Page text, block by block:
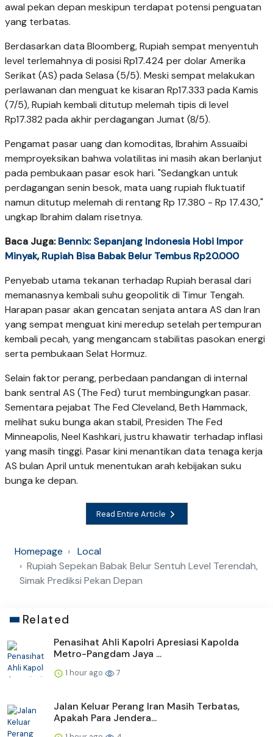
awal pekan depan meskipun terdapat potensi penguatan
yang terbatas.
Berdasarkan data Bloomberg, Rupiah sempat menyentuh
level terlemahnya di posisi Rp17.424 per dolar Amerika
Serikat (AS) pada Selasa (5/5). Meski sempat melakukan
perlawanan dan menguat ke kisaran Rp17.333 pada Kamis
(7/5), Rupiah kembali ditutup melemah tipis di level
Rp17.382 pada akhir perdagangan Jumat (8/5).
Pengamat pasar uang dan komoditas, Ibrahim Assuaibi
memproyeksikan bahwa volatilitas ini masih akan berlanjut
pada pembukaan pasar esok hari. "Sedangkan untuk
perdagangan senin besok, mata uang rupiah fluktuatif
namun ditutup melemah di rentang Rp 17.380 - Rp 17.430,"
ungkap Ibrahim dalam risetnya.
Baca Juga:Bennix: Sepanjang Indonesia Hobi Impor
Minyak, Rupiah Bisa Babak Belur Tembus Rp20.000
Penyebab utama tekanan terhadap Rupiah berasal dari
memanasnya kembali suhu geopolitik di Timur Tengah.
Harapan pasar akan gencatan senjata antara AS dan Iran
yang sempat menguat kini meredup setelah pertempuran
kembali pecah, yang mengancam stabilitas pasokan energi
serta pembukaan Selat Hormuz.
Selain faktor perang, perbedaan pandangan di internal
bank sentral AS (The Fed) turut membingungkan pasar.
Sementara pejabat The Fed Cleveland, Beth Hammack,
melihat suku bunga akan stabil, Presiden The Fed
Minneapolis, Neel Kashkari, justru khawatir terhadap inflasi
yang masih tinggi. Pasar kini menantikan data tenaga kerja
AS bulan April untuk menentukan arah kebijakan suku
bunga ke depan.
Read Entire Article
Homepage
Local
Rupiah Sepekan Babak Belur Sentuh Level Terendah,
Simak Prediksi Pekan Depan
Related
Penasihat Ahli Kapolri Apresiasi Kapolda
Metro-Pangdam Jaya ...
1 hour ago 7
Jalan Keluar Perang Iran Masih Terbatas,
Apakah Para Jendera...